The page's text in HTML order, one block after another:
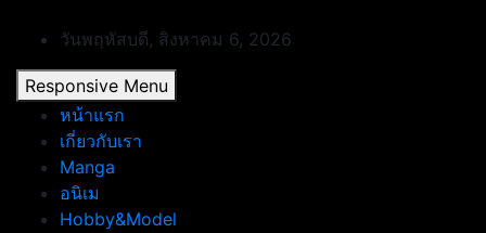
content
วันพฤหัสบดี, สิงหาคม 6, 2026
Responsive Menu
หน้าแรก
เกี่ยวกับเรา
Manga
อนิเม
Hobby&Model